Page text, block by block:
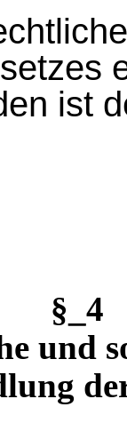
ist
§_4
und